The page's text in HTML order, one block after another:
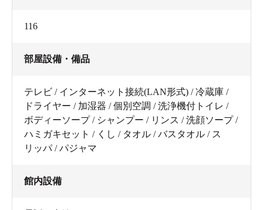
116
部屋設備・備品
テレビ / インターネット接続(LAN形式) / 冷蔵庫 /
ドライヤー / 加湿器 / 個別空調 / 洗浄機付トイレ /
ボディーソープ / シャンプー / リンス / 洗顔ソープ /
ハミガキセット / くし / タオル / バスタオル / ス
リッパ / パジャマ
館内設備